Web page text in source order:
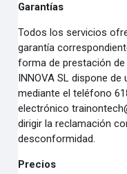
Garantías
Todos los servicios
garantía
forma de prestación
INNOVA SL dispone
mediante el teléfono
electrónico
dirigir la reclamación
desconformidad.
Precios